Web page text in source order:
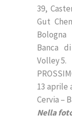
39,
Gut
Banca
Volley 5.
13 aprile
Cervia –
Nella